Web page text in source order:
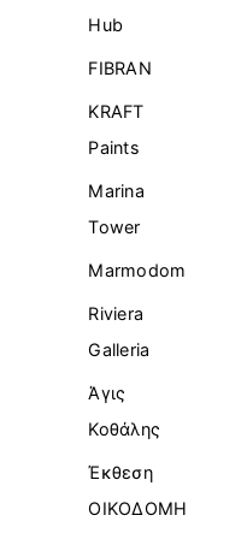
Ηub
FIBRAN
KRAFT
Paints
Marina
Tower
Marmodom
Riviera
Galleria
Άγις
Κοθάλης
Έκθεση
ΟΙΚΟΔΟΜΗ